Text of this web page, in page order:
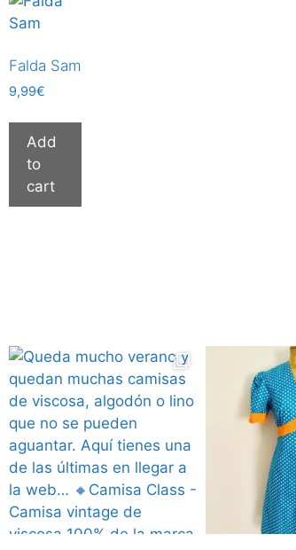
Falda Sam
9,99€
Add
to
cart